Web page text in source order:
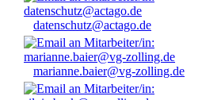
datenschutz@actago.de
marianne.baier@vg-zolling.de